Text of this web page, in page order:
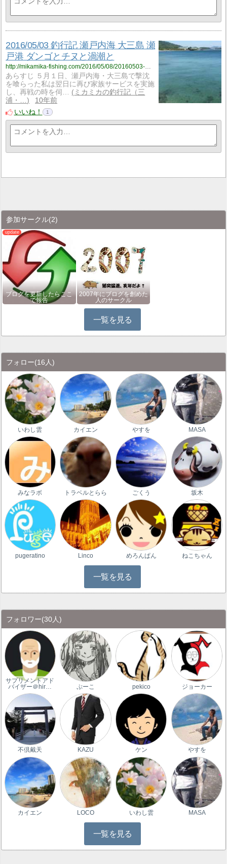
2016/05/03 釣行記 瀬戸内海 大三島 瀬
戸港 ダンゴとチヌと渦潮と
http://mikamika-fishing.com/2016/05/08/20160503-%e9%87%a3%e8%a1%8c%e8%a8%98-%e7%80%ac%e6%88%b8%e5%86%85%e6%b5%b7-%e5%a4%a7%e4%b8%89%e5%b3%b6-%e7%80%ac%e6%88%b8%e6%b8%af-%e3%83%80%e3%83%b3%e3%82%b4%e3%81%a8%e3%83%81%e3%83%8c%e3%81%a8/
あらすじ ５月１日、瀬戸内海・大三島で撃沈
を喰らった私は翌日に再び家族サービスを実施
し、再戦の時を伺…
ミカミカの釣行記（三
浦・…
10年前
いいね！
1
参加サークル(2)
ブログを更新したらここ
で報告
2007年にブログを創めた
人のサークル
一覧を見る
フォロー(16人)
いわし雲 カイエン やすを MASA
みなラボ トラベルとらら ごくう 坂木
pugeratino Linco めろんぱん ねこちゃん
一覧を見る
フォロワー(30人)
サプリメントアド
バイザー＠hir…
ぷーこ pekico ジョーカー
不倶戴天 KAZU ケン やすを
カイエン LOCO いわし雲 MASA
一覧を見る